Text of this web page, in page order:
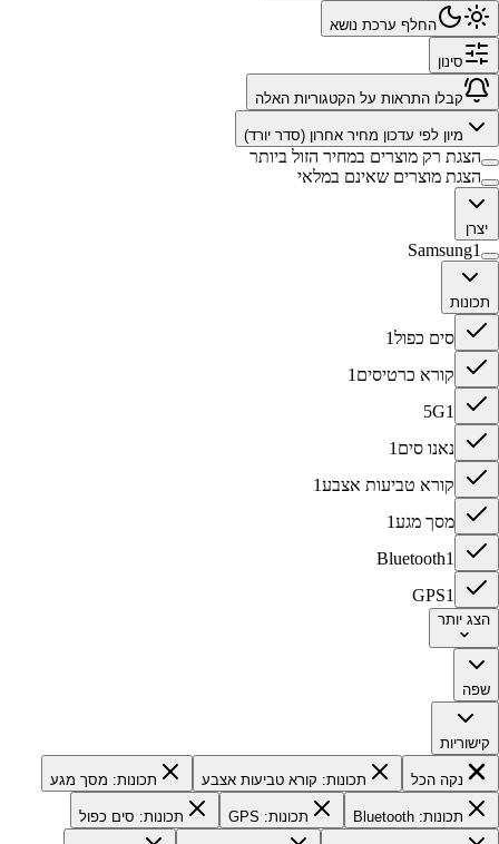
החלף ערכת נושא
סינון
קבלו התראות על הקטגוריות האלה
מיון לפי עדכון מחיר אחרון (סדר יורד)
הצגת רק מוצרים במחיר הזול ביותר
הצגת מוצרים שאינם במלאי
יצרן
Samsung1
תכונות
סים כפול1
קורא כרטיסים 1
5G1
נאנו סים 1
קורא טביעות אצבע1
מסך מגע1
Bluetooth1
GPS1
הצג יותר
שפה
קישוריות
נקה הכל תכונות: קורא טביעות אצבע תכונות: מסך מגע
תכונות: Bluetooth תכונות: GPS תכונות: סים כפול